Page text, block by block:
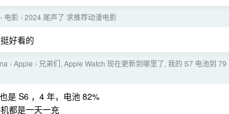
› 电影 › 2024 尾声了 求推荐动漫电影
好看的
› Apple › 兄弟们, Apple Watch 现在更新到哪里了, 我的 S7 电池到
是 S6 ，4 年，电池 82%
都是一天一充